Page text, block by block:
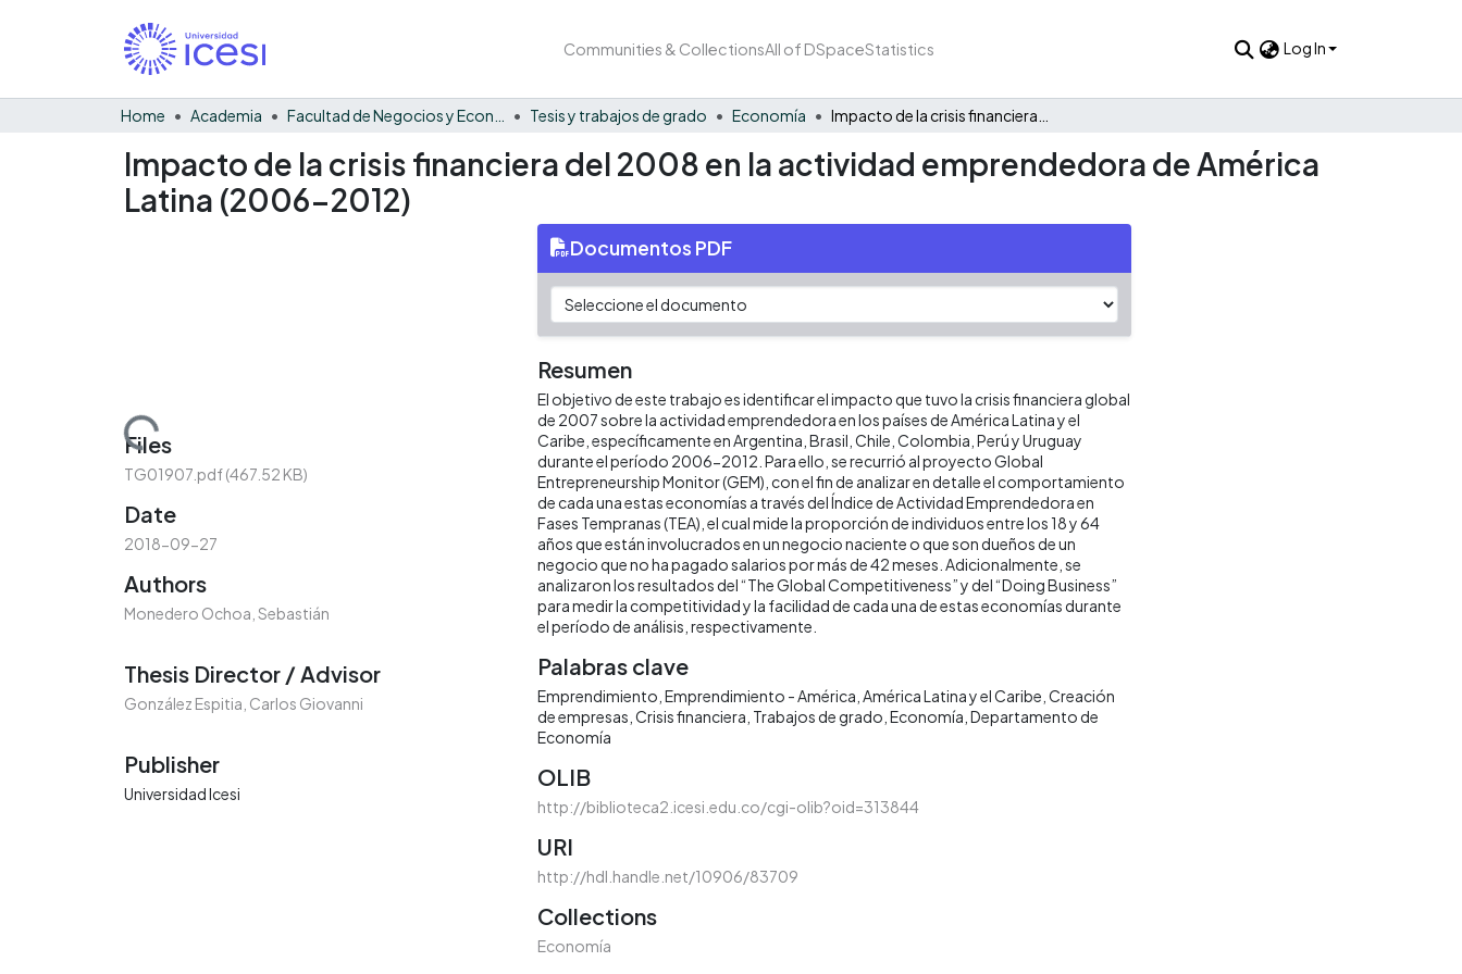
Communities & CollectionsAll of DSpaceStatistics Log In
Home Academia Tesis y trabajos de grado Economía
Impacto de la crisis financiera del 2008 en la actividad emprendedora de América
Latina (2006-2012)
Loading...
Files
TG01907.pdf(467.52 KB)
Date
2018-09-27
Authors
Monedero Ochoa, Sebastián
Thesis Director / Advisor
González Espitia, Carlos Giovanni
Publisher
Universidad Icesi
Documentos PDF
Resumen
El objetivo de este trabajo es identificar el impacto que tuvo la crisis financiera global
de 2007 sobre la actividad emprendedora en los países de América Latina y el
Caribe, específicamente en Argentina, Brasil, Chile, Colombia, Perú y Uruguay
durante el período 2006-2012. Para ello, se recurrió al proyecto Global
Entrepreneurship Monitor (GEM), con el fin de analizar en detalle el comportamiento
de cada una estas economías a través del Índice de Actividad Emprendedora en
Fases Tempranas (TEA), el cual mide la proporción de individuos entre los 18 y 64
años que están involucrados en un negocio naciente o que son dueños de un
negocio que no ha pagado salarios por más de 42 meses. Adicionalmente, se
analizaron los resultados del “The Global Competitiveness” y del “Doing Business”
para medir la competitividad y la facilidad de cada una de estas economías durante
el período de análisis, respectivamente.
Palabras clave
Emprendimiento Emprendimiento - América América Latina y el Caribe Creación
de empresas Crisis financiera Trabajos de grado Economía Departamento de
Economía
OLIB
http://biblioteca2.icesi.edu.co/cgi-olib?oid=313844
URI
http://hdl.handle.net/10906/83709
Collections
Economía